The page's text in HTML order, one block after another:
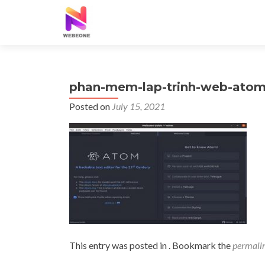
phan-mem-lap-trinh-web-atom
Posted on July 15, 2021
This entry was posted in . Bookmark the